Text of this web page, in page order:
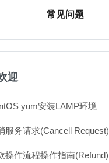
常见问题
迎
yum安装LAMP环境
服务请求(Cancell Request)
操作流程操作指南(Refund)